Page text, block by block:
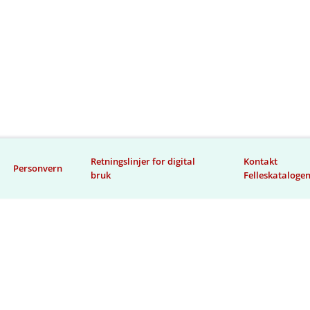
Personvern
Retningslinjer for digital
bruk
Kontakt
Felleskatalogen